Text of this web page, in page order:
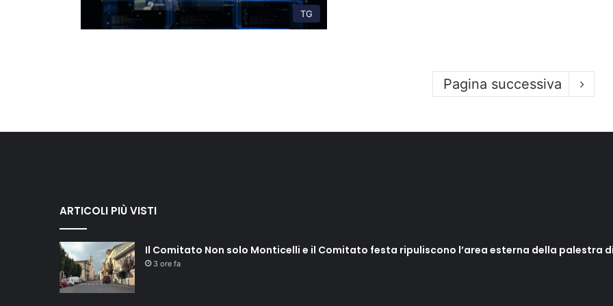
TG
Pagina successiva
ARTICOLI PIÙ VISTI
Il Comitato Non solo Monticelli e il Comitato festa ripuliscono l’area esterna della palestra
3 ore fa